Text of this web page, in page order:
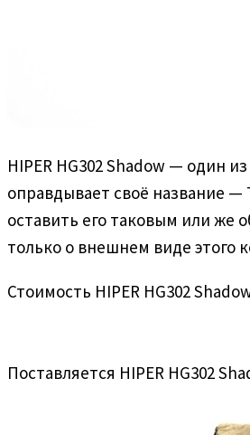
HIPER HG302 Shadow — один
оправдывает своё название
оставить его таковым или же
только о внешнем виде этого
Стоимость HIPER HG302
Поставляется HIPER HG302